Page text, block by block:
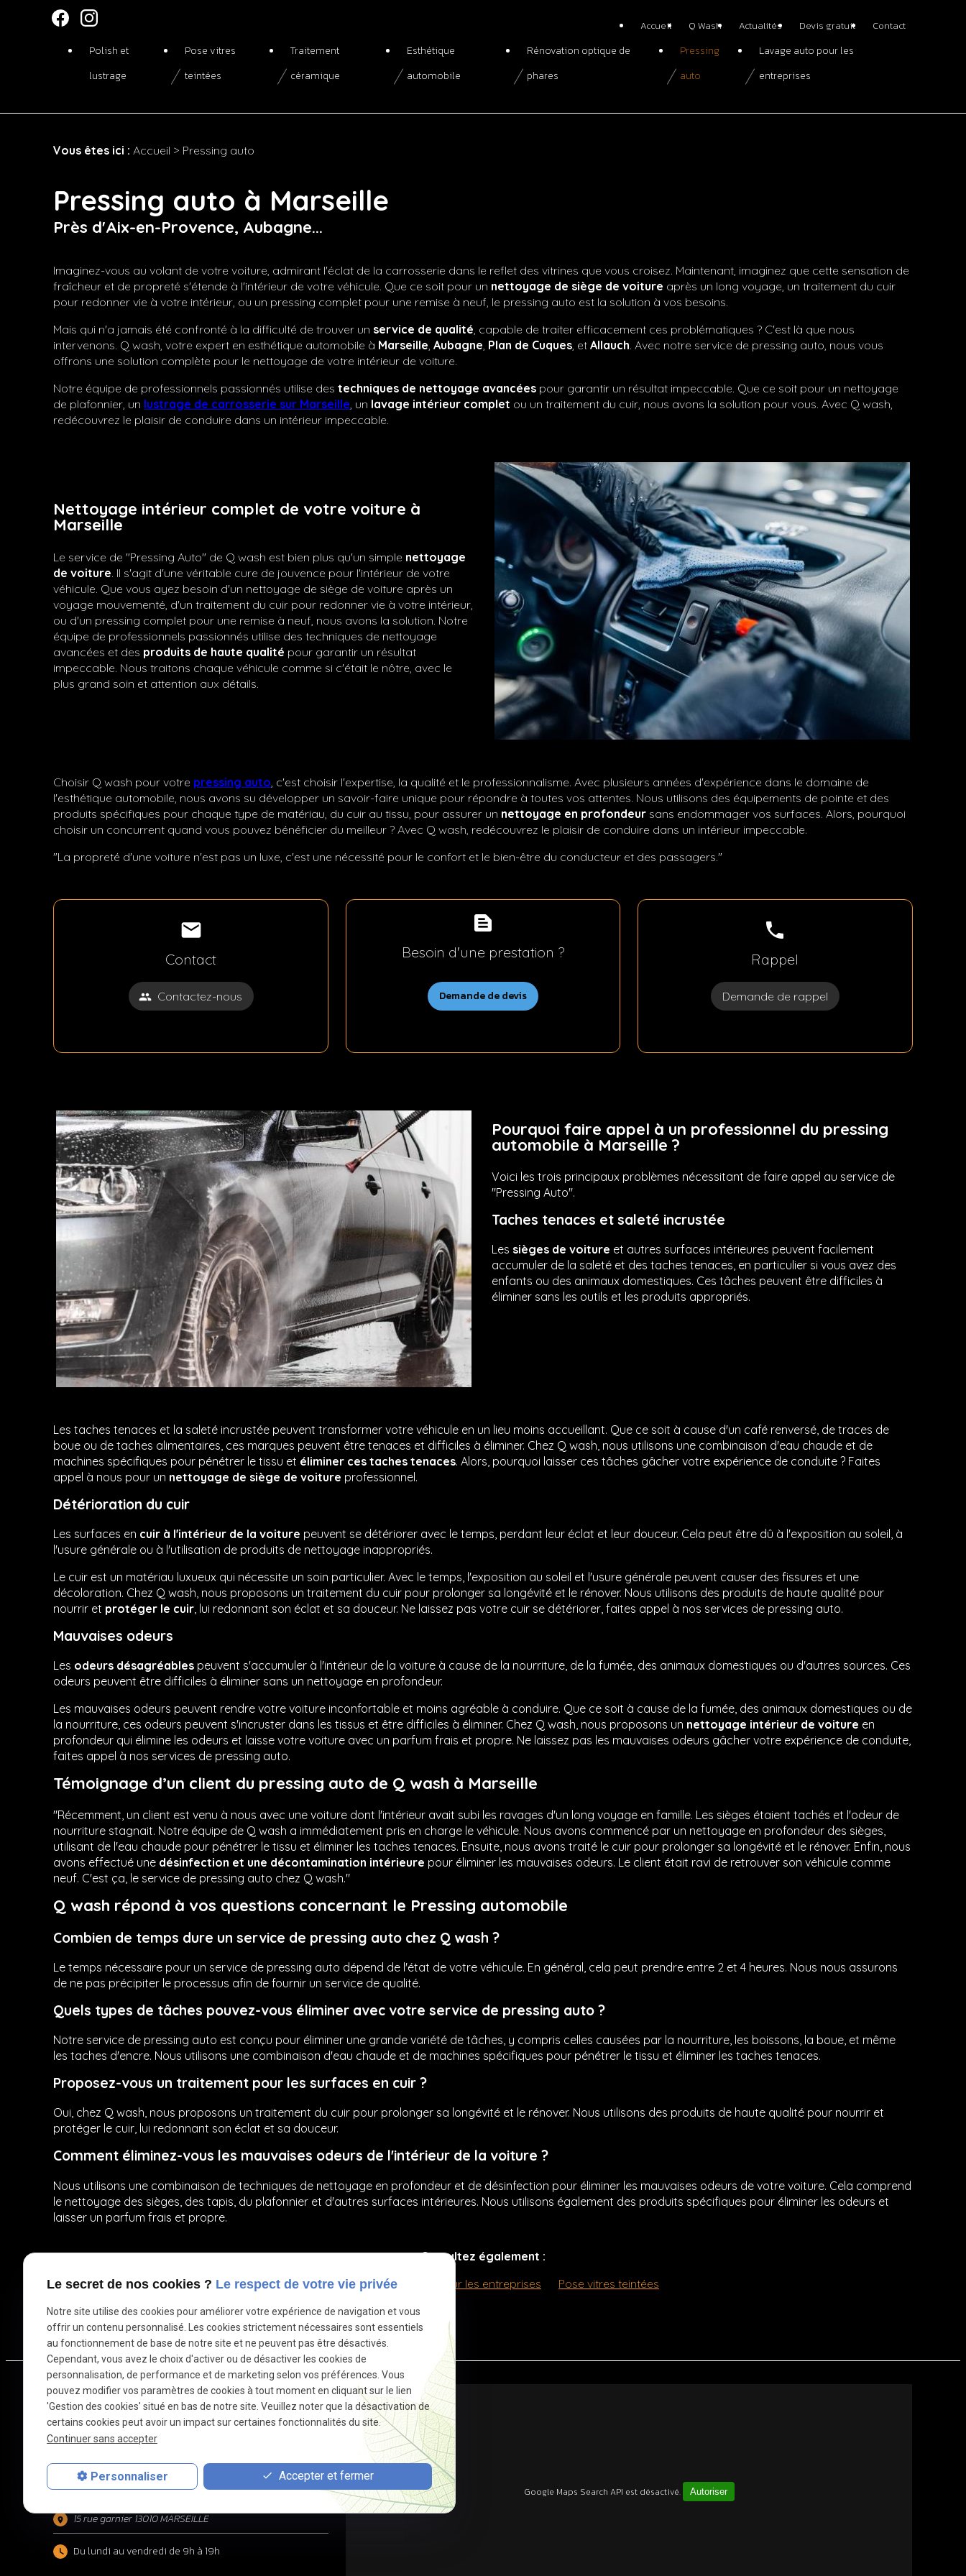
Accueil Q Wash Actualités Devis gratuit Contact
Polish et
lustrage
Pose vitres
teintées
Traitement
céramique
Esthétique
automobile
Rénovation optique de
phares
Pressing
auto
Lavage auto pour les
entreprises
Vous êtes ici : Accueil > Pressing auto
Pressing auto à Marseille
Près d'Aix-en-Provence, Aubagne...
Imaginez-vous au volant de votre voiture, admirant l'éclat de la carrosserie dans le reflet des vitrines que vous croisez. Maintenant, imaginez que cette sensation de
fraîcheur et de propreté s'étende à l'intérieur de votre véhicule. Que ce soit pour un nettoyage de siège de voiture après un long voyage, un traitement du cuir
pour redonner vie à votre intérieur, ou un pressing complet pour une remise à neuf, le pressing auto est la solution à vos besoins.
Mais qui n'a jamais été confronté à la difficulté de trouver un service de qualité, capable de traiter efficacement ces problématiques ? C'est là que nous
intervenons. Q wash, votre expert en esthétique automobile à Marseille,Aubagne, Plan de Cuques, etAllauch. Avec notre service de pressing auto, nous vous
offrons une solution complète pour le nettoyage de votre intérieur de voiture.
Notre équipe de professionnels passionnés utilise destechniques de nettoyage avancées pour garantir un résultat impeccable. Que ce soit pour un nettoyage
de plafonnier, un lustrage de carrosserie sur Marseille, un lavage intérieur complet ou un traitement du cuir, nous avons la solution pour vous. Avec Q wash,
redécouvrez le plaisir de conduire dans un intérieur impeccable.
Nettoyage intérieur complet de votre voiture à
Marseille
Le service de "Pressing Auto" de Q wash est bien plus qu'un simple nettoyage
de voiture. Il s'agit d'une véritable cure de jouvence pour l'intérieur de votre
véhicule. Que vous ayez besoin d'un nettoyage de siège de voiture après un
voyage mouvementé, d'un traitement du cuir pour redonner vie à votre intérieur,
ou d'un pressing complet pour une remise à neuf, nous avons la solution. Notre
équipe de professionnels passionnés utilise des techniques de nettoyage
avancées et des produits de haute qualité pour garantir un résultat
impeccable. Nous traitons chaque véhicule comme si c'était le nôtre, avec le
plus grand soin et attention aux détails.
Choisir Q wash pour votre pressing auto, c'est choisir l'expertise, la qualité et le professionnalisme. Avec plusieurs années d'expérience dans le domaine de
l'esthétique automobile, nous avons su développer un savoir-faire unique pour répondre à toutes vos attentes. Nous utilisons des équipements de pointe et des
produits spécifiques pour chaque type de matériau, du cuir au tissu, pour assurer un nettoyage en profondeur sans endommager vos surfaces. Alors, pourquoi
choisir un concurrent quand vous pouvez bénéficier du meilleur ? Avec Q wash, redécouvrez le plaisir de conduire dans un intérieur impeccable.
"La propreté d'une voiture n'est pas un luxe, c'est une nécessité pour le confort et le bien-être du conducteur et des passagers."
mail
Contact
people Contactez-nous
text_snippet
Besoin d'une prestation ?
Demande de devis
phone
Rappel
Demande de rappel
Pourquoi faire appel à un professionnel du pressing
automobile à Marseille ?
Voici les trois principaux problèmes nécessitant de faire appel au service de
"Pressing Auto".
Taches tenaces et saleté incrustée
Les sièges de voiture et autres surfaces intérieures peuvent facilement
accumuler de la saleté et des taches tenaces, en particulier si vous avez des
enfants ou des animaux domestiques. Ces tâches peuvent être difficiles à
éliminer sans les outils et les produits appropriés.
Les taches tenaces et la saleté incrustée peuvent transformer votre véhicule en un lieu moins accueillant. Que ce soit à cause d'un café renversé, de traces de
boue ou de taches alimentaires, ces marques peuvent être tenaces et difficiles à éliminer. Chez Q wash, nous utilisons une combinaison d'eau chaude et de
machines spécifiques pour pénétrer le tissu et éliminer ces taches tenaces. Alors, pourquoi laisser ces tâches gâcher votre expérience de conduite ? Faites
appel à nous pour un nettoyage de siège de voiture professionnel.
Détérioration du cuir
Les surfaces en cuir à l'intérieur de la voiture peuvent se détériorer avec le temps, perdant leur éclat et leur douceur. Cela peut être dû à l'exposition au soleil, à
l'usure générale ou à l'utilisation de produits de nettoyage inappropriés.
Le cuir est un matériau luxueux qui nécessite un soin particulier. Avec le temps, l'exposition au soleil et l'usure générale peuvent causer des fissures et une
décoloration. Chez Q wash, nous proposons un traitement du cuir pour prolonger sa longévité et le rénover. Nous utilisons des produits de haute qualité pour
nourrir et protéger le cuir , lui redonnant son éclat et sa douceur. Ne laissez pas votre cuir se détériorer, faites appel à nos services de pressing auto.
Mauvaises odeurs
Les odeurs désagréables peuvent s'accumuler à l'intérieur de la voiture à cause de la nourriture, de la fumée, des animaux domestiques ou d'autres sources. Ces
odeurs peuvent être difficiles à éliminer sans un nettoyage en profondeur.
Les mauvaises odeurs peuvent rendre votre voiture inconfortable et moins agréable à conduire. Que ce soit à cause de la fumée, des animaux domestiques ou de
la nourriture, ces odeurs peuvent s'incruster dans les tissus et être difficiles à éliminer. Chez Q wash, nous proposons un nettoyage intérieur de voiture en
profondeur qui élimine les odeurs et laisse votre voiture avec un parfum frais et propre. Ne laissez pas les mauvaises odeurs gâcher votre expérience de conduite,
faites appel à nos services de pressing auto.
Témoignage d’un client du pressing auto de Q wash à Marseille
"Récemment, un client est venu à nous avec une voiture dont l'intérieur avait subi les ravages d'un long voyage en famille. Les sièges étaient tachés et l'odeur de
nourriture stagnait. Notre équipe de Q wash a immédiatement pris en charge le véhicule. Nous avons commencé par un nettoyage en profondeur des sièges,
utilisant de l'eau chaude pour pénétrer le tissu et éliminer les taches tenaces. Ensuite, nous avons traité le cuir pour prolonger sa longévité et le rénover. Enfin, nous
avons effectué une désinfection et une décontamination intérieure pour éliminer les mauvaises odeurs. Le client était ravi de retrouver son véhicule comme
neuf. C'est ça, le service de pressing auto chez Q wash."
Q wash répond à vos questions concernant le Pressing automobile
Combien de temps dure un service de pressing auto chez Q wash ?
Le temps nécessaire pour un service de pressing auto dépend de l'état de votre véhicule. En général, cela peut prendre entre 2 et 4 heures. Nous nous assurons
de ne pas précipiter le processus afin de fournir un service de qualité.
Quels types de tâches pouvez-vous éliminer avec votre service de pressing auto ?
Notre service de pressing auto est conçu pour éliminer une grande variété de tâches, y compris celles causées par la nourriture, les boissons, la boue, et même
les taches d'encre. Nous utilisons une combinaison d'eau chaude et de machines spécifiques pour pénétrer le tissu et éliminer les taches tenaces.
Proposez-vous un traitement pour les surfaces en cuir ?
Oui, chez Q wash, nous proposons un traitement du cuir pour prolonger sa longévité et le rénover. Nous utilisons des produits de haute qualité pour nourrir et
protéger le cuir, lui redonnant son éclat et sa douceur.
Comment éliminez-vous les mauvaises odeurs de l'intérieur de la voiture ?
Nous utilisons une combinaison de techniques de nettoyage en profondeur et de désinfection pour éliminer les mauvaises odeurs de votre voiture. Cela comprend
le nettoyage des sièges, des tapis, du plafonnier et d'autres surfaces intérieures. Nous utilisons également des produits spécifiques pour éliminer les odeurs et
laisser un parfum frais et propre.
Consultez également :
Q Wash
Lavage auto pour les entreprises Pose vitres teintées
04 84 89 15 50
07 67 88 96 25
15 rue garnier 13010 MARSEILLE
Du lundi au vendredi de 9h à 19h
Google Maps Search API est désactivé. Autoriser
Panneau de gestion des cookies
Le secret de nos cookies ? Le respect de votre vie privée
Notre site utilise des cookies pour améliorer votre expérience de navigation et vous
offrir un contenu personnalisé. Les cookies strictement nécessaires sont essentiels
au fonctionnement de base de notre site et ne peuvent pas être désactivés.
Cependant, vous avez le choix d'activer ou de désactiver les cookies de
personnalisation, de performance et de marketing selon vos préférences. Vous
pouvez modifier vos paramètres de cookies à tout moment en cliquant sur le lien
'Gestion des cookies' situé en bas de notre site. Veuillez noter que la désactivation de
certains cookies peut avoir un impact sur certaines fonctionnalités du site.
Continuer sans accepter
Personnaliser Accepter et fermer